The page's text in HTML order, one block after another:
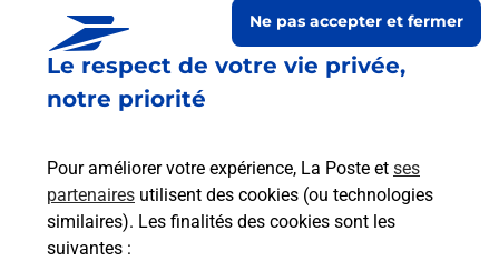
Le respect de votre vie privée,
notre priorité
Pour améliorer votre expérience, La Poste et ses
partenaires utilisent des cookies (ou technologies
similaires). Les finalités des cookies sont les
suivantes :
Ne pas accepter et fermer
Le lien s'ouvre dans un nouvel onglet